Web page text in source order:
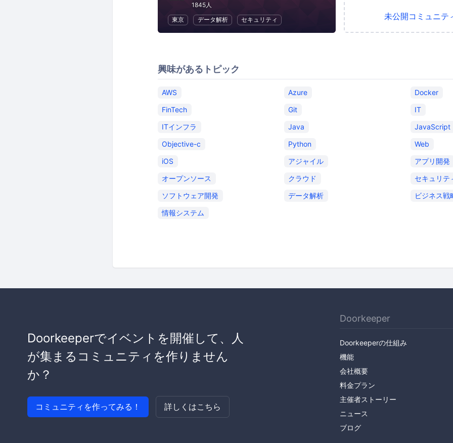
1845人
東京
データ解析 セキュリティ 未公開コミュニテ
興味があるトピック
AWS Azure
Docker
FinTech
Git
IT
ITインフラ
Java
JavaScript
Objective-c
Python
Web
iOS
アジャイル
アプリ開発
オープンソース
クラウド
セキュリテ
ソフトウェア開発
データ解析
ビジネス戦
情報システム
Doorkeeperでイベントを開催して、人
が集まるコミュニティを作りません
か？
コミュニティを作ってみる！ 詳しくはこちら
Doorkeeper
Doorkeeperの仕組み
機能
会社概要
料金プラン
主催者ストーリー
ニュース
ブログ